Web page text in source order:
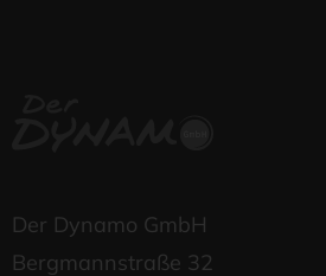
Der Dynamo GmbH
Bergmannstraße 32